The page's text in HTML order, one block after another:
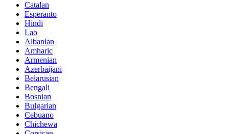
Catalan
Esperanto
Hindi
Lao
Albanian
Amharic
Armenian
Azerbaijani
Belarusian
Bengali
Bosnian
Bulgarian
Cebuano
Chichewa